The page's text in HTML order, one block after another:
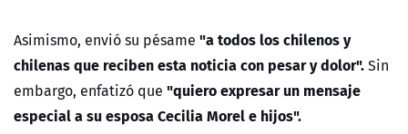
Asimismo, envió su pésame "a todos los chilenos y
chilenas que reciben esta noticia con pesar y dolor".Sin
embargo, enfatizó que "quiero expresar un mensaje
especial a su esposa Cecilia Morel e hijos".